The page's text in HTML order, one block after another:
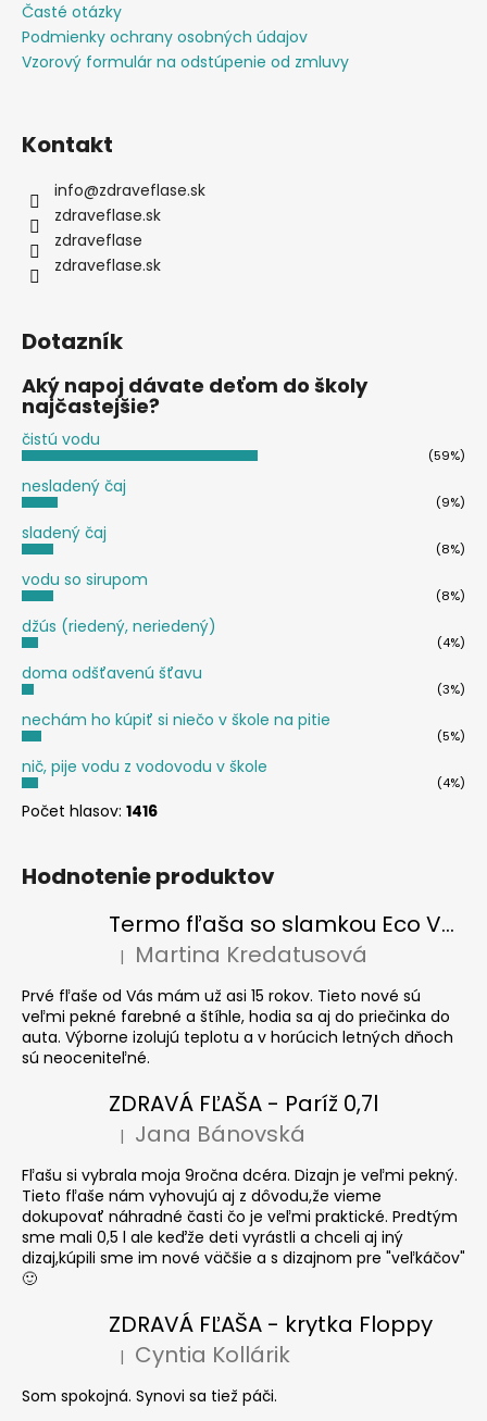
Časté otázky
Podmienky ochrany osobných údajov
Vzorový formulár na odstúpenie od zmluvy
Kontakt
info@zdraveflase.sk
zdraveflase.sk
zdraveflase
zdraveflase.sk
Dotazník
Aký napoj dávate deťom do školy
najčastejšie?
čistú vodu
(59%)
nesladený čaj
(9%)
sladený čaj
(8%)
vodu so sirupom
(8%)
džús (riedený, neriedený)
(4%)
doma odšťavenú šťavu
(3%)
nechám ho kúpiť si niečo v škole na pitie
(5%)
nič, pije vodu z vodovodu v škole
(4%)
Počet hlasov: 1416
Hodnotenie produktov
Termo fľaša so slamkou Eco Vessel SUMMIT 700 ml Floral Puff
Hodnotenie produktu je 5 z 5 hviezdičiek.
| Martina Kredatusová
Prvé fľaše od Vás mám už asi 15 rokov. Tieto nové sú
veľmi pekné farebné a štíhle, hodia sa aj do priečinka do
auta. Výborne izolujú teplotu a v horúcich letných dňoch
sú neoceniteľné.
ZDRAVÁ FĽAŠA - Paríž 0,7l
Hodnotenie produktu je 5 z 5 hviezdičiek.
| Jana Bánovská
Fľašu si vybrala moja 9ročna dcéra. Dizajn je veľmi pekný.
Tieto fľaše nám vyhovujú aj z dôvodu,že vieme
dokupovať náhradné časti čo je veľmi praktické. Predtým
sme mali 0,5 l ale keďže deti vyrástli a chceli aj iný
dizaj,kúpili sme im nové väčšie a s dizajnom pre "veľkáčov"
🙂
ZDRAVÁ FĽAŠA - krytka Floppy
Hodnotenie produktu je 5 z 5 hviezdičiek.
| Cyntia Kollárik
Som spokojná. Synovi sa tiež páči.